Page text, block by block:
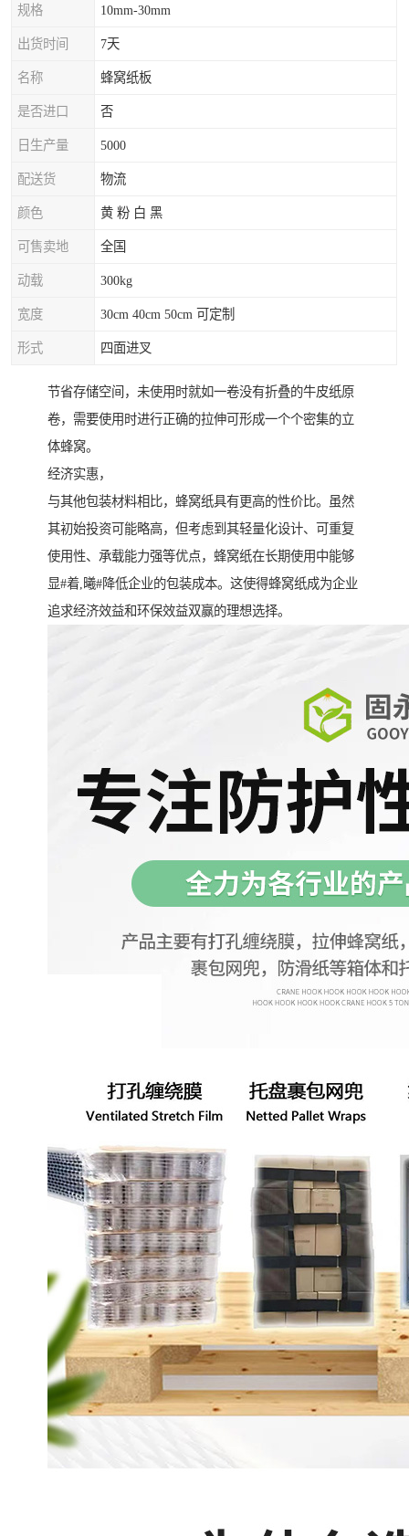
规格 10mm-30mm
出货时间 7天
名称 蜂窝纸板
是否进口 否
日生产量 5000
配送货 物流
颜色 黄 粉 白 黑
可售卖地 全国
动载 300kg
宽度 30cm 40cm 50cm 可定制
形式 四面进叉
节省存储空间，未使用时就如一卷没有折叠的牛皮纸原
卷，需要使用时进行正确的拉伸可形成一个个密集的立
体蜂窝。
经济实惠，
与其他包装材料相比，蜂窝纸具有更高的性价比。虽然
其初始投资可能略高，但考虑到其轻量化设计、可重复
使用性、承载能力强等优点，蜂窝纸在长期使用中能够
显#着,曦#降低企业的包装成本。这使得蜂窝纸成为企业
追求经济效益和环保效益双赢的理想选择。